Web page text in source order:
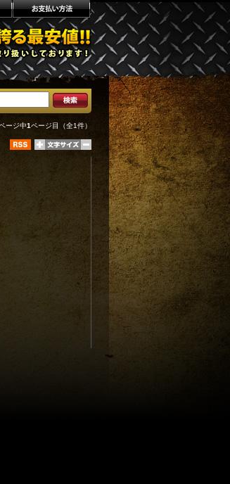
ージ中1ページ目（全1件）